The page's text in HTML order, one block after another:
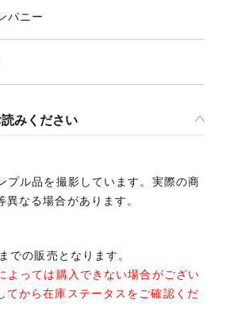
パニー
みください
プル品を撮影しています。実際の商
異なる場合があります。
での販売となります。
よっては購入できない場合がござい
てから在庫ステータスをご確認くだ